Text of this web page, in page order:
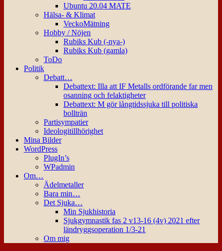
Ubuntu 20.04 MATE
Hälsa- & Klimat
VeckoMätning
Hobby / Nöjen
Rubiks Kub (-nya-)
Rubiks Kub (gamla)
ToDo
Politik
Debatt…
Debattext: Illa att IF Metalls ordförande far men
osanning och felaktigheter
Debattext: M gör långtidssjuka till politiska
bollträn
Partisympatier
Ideologitillhörighet
Mina Bilder
WordPress
PlugIn’s
WPadmin
Om…
Ädelmetaller
Bara min…
Det Sjuka…
Min Sjukhistoria
Sjukgymnastik fas 2 v13-16 (4v) 2021 efter
ländryggsoperation 1/3-21
Om mig